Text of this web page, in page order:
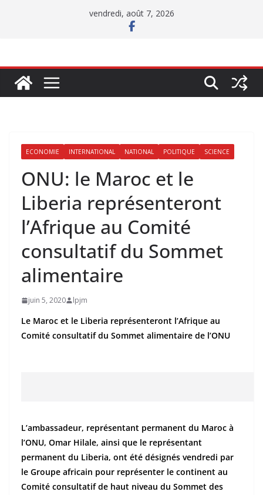
vendredi, août 7, 2026
ECONOMIE INTERNATIONAL NATIONAL POLITIQUE SCIENCE
ONU: le Maroc et le
Liberia représenteront
l’Afrique au Comité
consultatif du Sommet
alimentaire
juin 5, 2020 lpjm
Le Maroc et le Liberia représenteront l’Afrique au
Comité consultatif du Sommet alimentaire de l’ONU
L’ambassadeur, représentant permanent du Maroc à
l’ONU, Omar Hilale, ainsi que le représentant
permanent du Liberia, ont été désignés vendredi par
le Groupe africain pour représenter le continent au
Comité consultatif de haut niveau du Sommet des